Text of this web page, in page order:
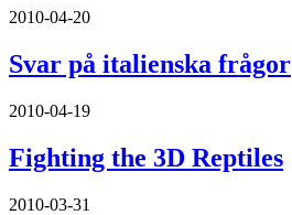
2010-04-20
Svar på italienska frågor
2010-04-19
Fighting the 3D Reptiles
2010-03-31